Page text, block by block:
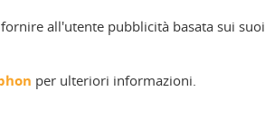
all'utente pubblicità basata sui suoi
per ulteriori informazioni.